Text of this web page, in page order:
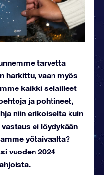
tarvetta
harkittu, vaan myös
kaikki selailleet
ja pohtineet,
niin erikoiselta kuin
ei löydykään
yötaivaalta?
vuoden 2024